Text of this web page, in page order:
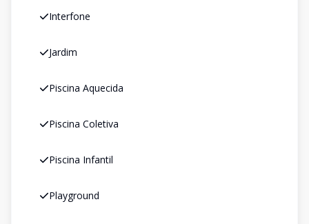
Interfone
Jardim
Piscina Aquecida
Piscina Coletiva
Piscina Infantil
Playground